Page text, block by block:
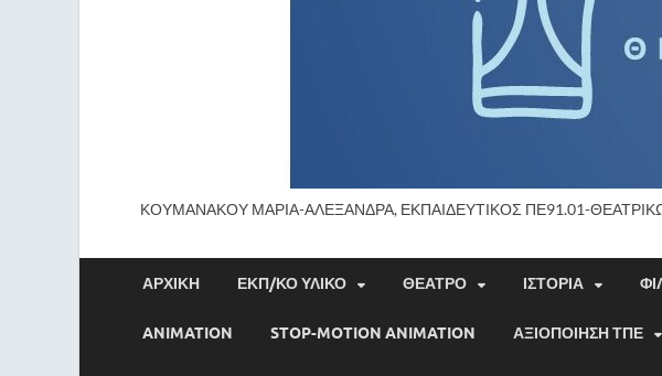
ΚΟΥΜΑΝΑΚΟΥ ΜΑΡΙΑ-ΑΛΕΞΑΝΔΡΑ, ΕΚΠΑΙΔΕΥΤΙΚΟΣ ΠΕ91.01-
ΑΡΧΙΚΉ ΕΚΠ/ΚΟ ΥΛΙΚΟ ΘΕΑΤΡΟ ΙΣΤΟΡΙΑ
ANIMATION STOP-MOTION ANIMATION ΑΞΙΟΠΟΙΗΣΗ ΤΠΕ